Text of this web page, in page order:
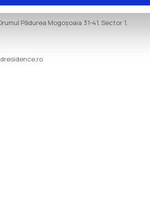
Pădurea Mogoșoaia 31-41, Sector 1,